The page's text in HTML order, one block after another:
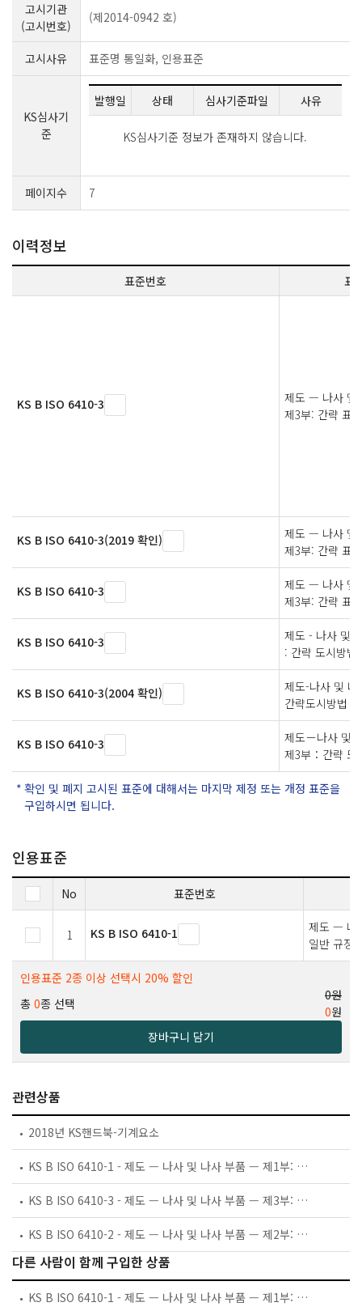
고시기관
(고시번호)
(제2014-0942 호)
고시사유 표준명 통일화, 인용표준
KS심사기
준
발행일 상태 심사기준파일 사유
KS심사기준 정보가 존재하지 않습니다.
페이지수 7
이력정보
표준번호 표
KS B ISO 6410-3
제도 — 나사 및
제3부: 간략 표시
KS B ISO 6410-3(2019 확인)
제도 — 나사 및
제3부: 간략 표시
KS B ISO 6410-3
제도 — 나사 및
제3부: 간략 표시
KS B ISO 6410-3
제도 - 나사 및
: 간략 도시방법
KS B ISO 6410-3(2004 확인)
제도-나사 및
간략도시방법
KS B ISO 6410-3
제도－나사 및
제3부：간략 도
확인 및 폐지 고시된 표준에 대해서는 마지막 제정 또는 개정 표준을
구입하시면 됩니다.
인용표준
No 표준번호
1 KS B ISO 6410-1
제도 — 나
일반 규정
인용표준 2종 이상 선택시 20% 할인
총 0종 선택
0원
0원
장바구니 담기
관련상품
2018년 KS핸드북-기계요소
KS B ISO 6410-1 - 제도 — 나사 및 나사 부품 — 제1부: 일반 규정
KS B ISO 6410-3 - 제도 — 나사 및 나사 부품 — 제3부: 간략 표시
KS B ISO 6410-2 - 제도 — 나사 및 나사 부품 — 제2부: 나사 인서트
다른 사람이 함께 구입한 상품
KS B ISO 6410-1 - 제도 — 나사 및 나사 부품 — 제1부: 일반 규정